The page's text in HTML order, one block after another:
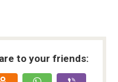
to your friends: